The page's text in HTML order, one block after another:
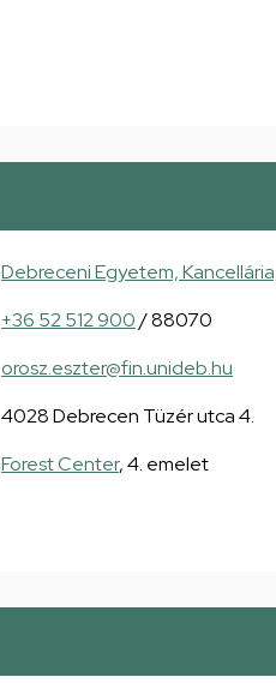
Debreceni Egyetem,
+36 52 512 900/ 88070
orosz.eszter@fin.unideb.hu
4028 Debrecen Tüzér utca 4.
Forest Center, 4. emelet